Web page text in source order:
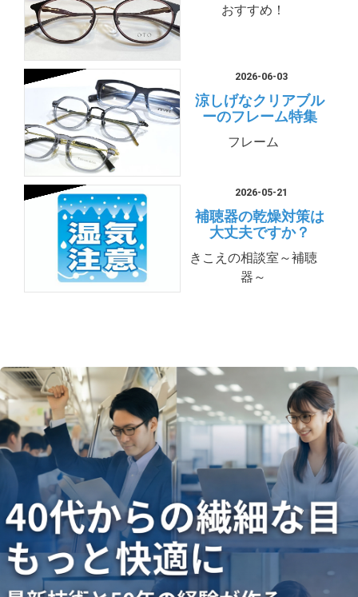
おすすめ！
2026-06-03
涼しげなクリアブル
ーのフレーム特集
フレーム
2026-05-21
補聴器の乾燥対策は
大丈夫ですか？
きこえの相談室～補聴
器～